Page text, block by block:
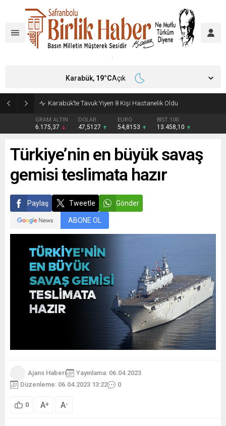
Karabük’te Tavuk Yiyen 8 Kişi Hastanelik Oldu
GRAM ALTIN
6.175,37
DOLAR
47,5127
EURO
54,8153
BIST 100
13.458,10
Karabük, 19°CAçık
Türkiye’nin en büyük savaş
gemisi teslimata hazır
Paylaş Tweetle Gönder
ABONE OL
Ajans Haberi
Yayınlama: 06.04.2023
Düzenleme: 06.04.2023 13:22
0
0 A+ A-